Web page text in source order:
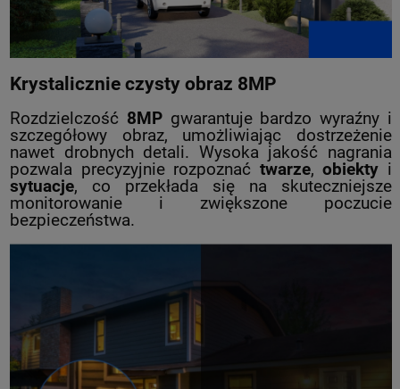
Krystalicznie czysty obraz 8MP
Rozdzielczość 8MPgwarantuje bardzo wyraźny i
szczegółowy obraz, umożliwiając dostrzeżenie
nawet drobnych detali. Wysoka jakość nagrania
pozwala precyzyjnie rozpoznać twarze,obiekty i
sytuacje, co przekłada się na skuteczniejsze
monitorowanie i zwiększone poczucie
bezpieczeństwa.